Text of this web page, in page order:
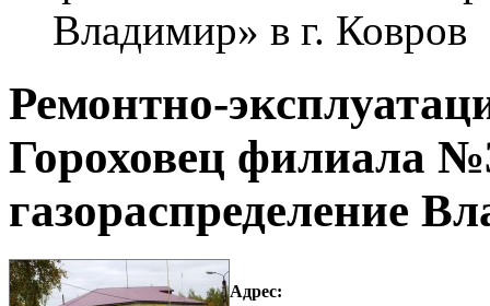
Владимир» в г. Ковров
Ремонтно-
Гороховец филиала
газораспределение
Адрес: